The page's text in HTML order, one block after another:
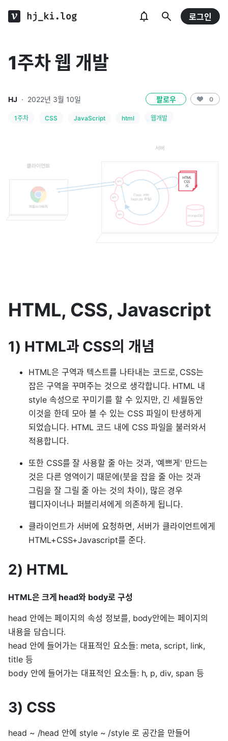
hj_ki.log 로그인
1주차 웹 개발
HJ · 2022년 3월 10일 팔로우 0
1주차 CSS JavaScript html 웹개발
HTML, CSS, Javascript
1) HTML과 CSS의 개념
HTML은 구역과 텍스트를 나타내는 코드로, CSS는
잡은 구역을 꾸며주는 것으로 생각합니다. HTML 내
style 속성으로 꾸미기를 할 수 있지만, 긴 세월동안
이것을 한데 모아 볼 수 있는 CSS 파일이 탄생하게
되었습니다. HTML 코드 내에 CSS 파일을 불러와서
적용합니다.
또한 CSS를 잘 사용할 줄 아는 것과, '예쁘게' 만드는
것은 다른 영역이기 때문에(붓을 잡을 줄 아는 것과
그림을 잘 그릴 줄 아는 것의 차이), 많은 경우
웹디자이너나 퍼블리셔에게 의존하게 됩니다.
클라이언트가 서버에 요청하면, 서버가 클라이언트에게
HTML+CSS+Javascript를 준다.
2) HTML
HTML은 크게 head와 body로 구성
head 안에는 페이지의 속성 정보를, body안에는 페이지의
내용을 담습니다.
head 안에 들어가는 대표적인 요소들: meta, script, link,
title 등
body 안에 들어가는 대표적인 요소들: h, p, div, span 등
3) CSS
head ~ /head 안에 style ~ /style 로 공간을 만들어